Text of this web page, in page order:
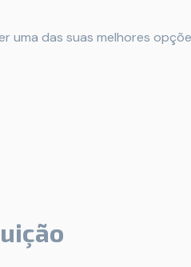
uma das suas melhores